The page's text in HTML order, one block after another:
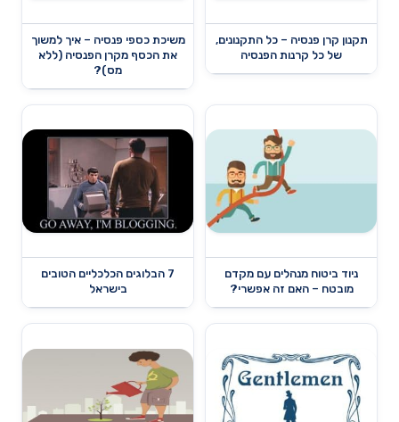
תקנון קרן פנסיה – כל התקנונים,
של כל קרנות הפנסיה
משיכת כספי פנסיה – איך למשוך
את הכסף מקרן הפנסיה (ללא
מס)?
ניוד ביטוח מנהלים עם מקדם
מובטח – האם זה אפשרי?
7 הבלוגים הכלכליים הטובים
בישראל